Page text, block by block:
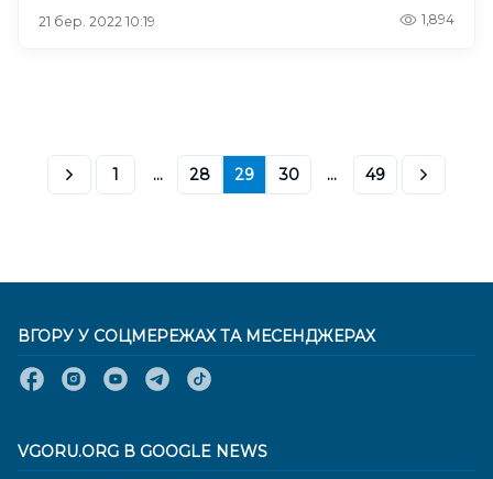
21 бер. 2022 10:19 1,894
1 ... 28 29 30 ... 49
ВГОРУ У СОЦМЕРЕЖАХ ТА МЕСЕНДЖЕРАХ
VGORU.ORG В GOOGLE NEWS